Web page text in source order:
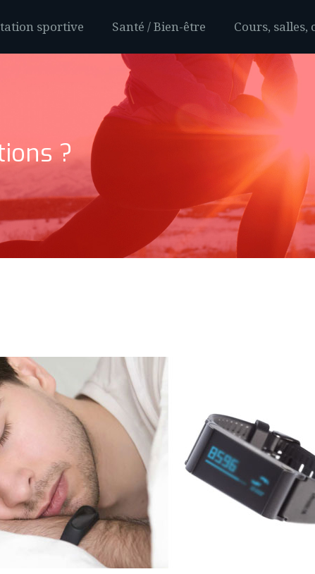
sportive Santé / Bien-être Cours, salles,
?